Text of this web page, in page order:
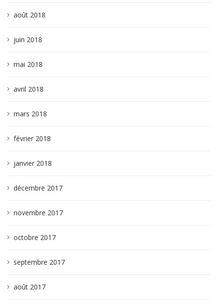
août 2018
juin 2018
mai 2018
avril 2018
mars 2018
février 2018
janvier 2018
décembre 2017
novembre 2017
octobre 2017
septembre 2017
août 2017